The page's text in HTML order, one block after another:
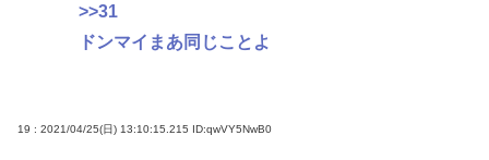
>>31
ドンマイまあ同じことよ
19 : 2021/04/25(日) 13:10:15.215 ID:qwVY5NwB0